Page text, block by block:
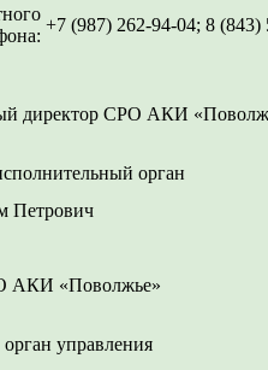
+7 (987) 262-94-04; 8 (843)
директор СРО АКИ
орган
Петрович
АКИ «Поволжье»
управления